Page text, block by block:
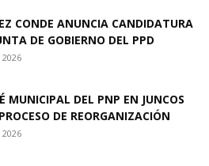
CONDE ANUNCIA CANDIDATURA
DE GOBIERNO DEL PPD
MUNICIPAL DEL PNP EN JUNCOS
DE REORGANIZACIÓN